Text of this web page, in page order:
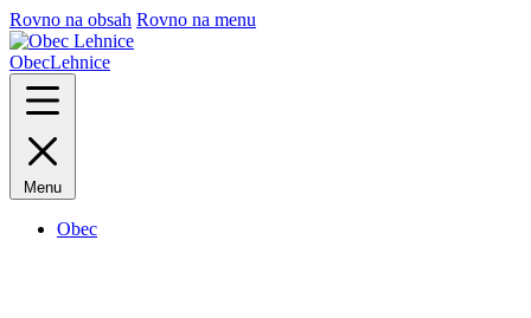
Rovno na obsah Rovno na menu
ObecLehnice
Menu
Obec